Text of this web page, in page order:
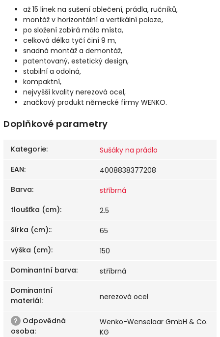
až 15 linek na sušení oblečení, prádla, ručníků,
montáž v horizontální a vertikální poloze,
po složení zabírá málo místa,
celková délka tyčí činí 9 m,
snadná montáž a demontáž,
patentovaný, estetický design,
stabilní a odolná,
kompaktní,
nejvyšší kvality nerezová ocel,
značkový produkt německé firmy WENKO.
Doplňkové parametry
Kategorie:
Sušáky na prádlo
EAN:
4008838377208
Barva:
stříbrná
tloušťka (cm):
2.5
šírka (cm)::
65
výška (cm):
150
Dominantní barva:
stříbrná
Dominantní
materiál: nerezová ocel
? Odpovědná
osoba:
Wenko-Wenselaar GmbH & Co.
KG